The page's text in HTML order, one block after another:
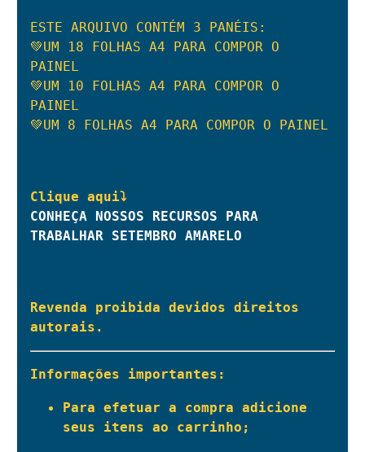
ESTE ARQUIVO CONTÉM 3 PANÉIS:
💚UM 18 FOLHAS A4 PARA COMPOR O
PAINEL
💚UM 10 FOLHAS A4 PARA COMPOR O
PAINEL
💚UM 8 FOLHAS A4 PARA COMPOR O PAINEL
CONHEÇA NOSSOS RECURSOS PARA
TRABALHAR SETEMBRO AMARELO
Revenda proibida devidos direitos
autorais.
Informações importantes:
Para efetuar a compra adicione
seus itens ao carrinho;